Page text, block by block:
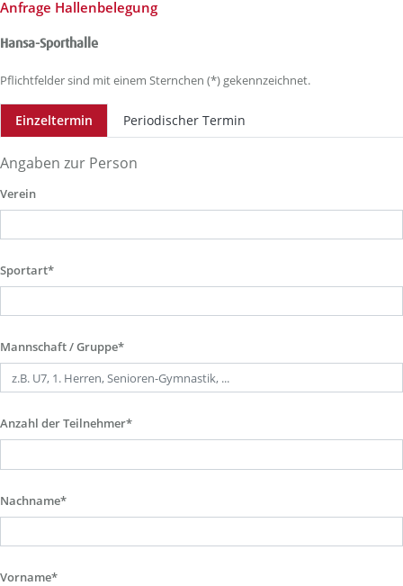
Anfrage Hallenbelegung
Hansa-Sporthalle
Pflichtfelder sind mit einem Sternchen (*) gekennzeichnet.
Einzeltermin Periodischer Termin
Angaben zur Person
Verein
Sportart*
Mannschaft / Gruppe*
Anzahl der Teilnehmer*
Nachname*
Vorname*